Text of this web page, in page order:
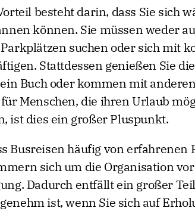
besteht darin, dass Sie sich
können. Sie müssen weder
suchen oder sich mit
Stattdessen genießen Sie
Buch oder kommen mit
für Menschen, die ihren Urlaub
ist dies ein großer Pluspunkt.
Busreisen häufig von erfahrenen
sich um die Organisation
Dadurch entfällt ein großer
ist, wenn Sie sich auf